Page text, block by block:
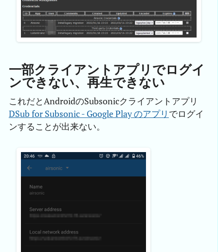
一部クライアントアプリでログイ
ンできない、再生できない
これだとAndroidのSubsonicクライアントアプリ
DSub for Subsonic - Google Play のアプリ でログイ
ンすることが出来ない。